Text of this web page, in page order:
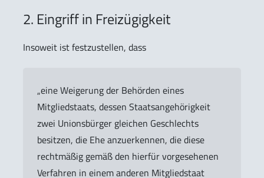
2. Eingriff in Freizügigkeit
Insoweit ist festzustellen, dass
„eine Weigerung der Behörden eines
Mitgliedstaats, dessen Staatsangehörigkeit
zwei Unionsbürger gleichen Geschlechts
besitzen, die Ehe anzuerkennen, die diese
rechtmäßig gemäß den hierfür vorgesehenen
Verfahren in einem anderen Mitgliedstaat